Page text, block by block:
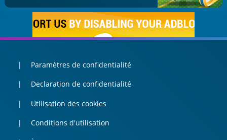
Paramètres de confidentialité
Declaration de confidentialité
Utilisation des cookies
Conditions d'utilisation